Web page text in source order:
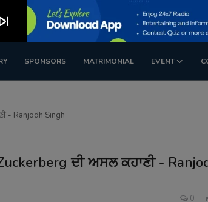
SPONSORS MATRIMONIAL EVENT
- Ranjodh Singh
ਦੀ ਅਸਲ ਕਹਾਣੀ -
0